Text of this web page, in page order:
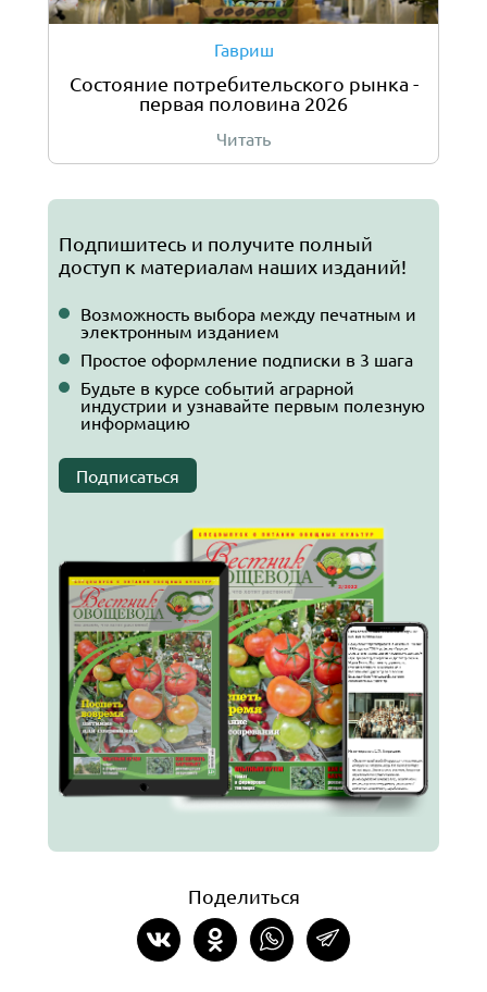
Гавриш
Состояние потребительского рынка -
первая половина 2026
Читать
Подпишитесь и получите полный
доступ к материалам наших изданий!
Возможность выбора между печатным и
электронным изданием
Простое оформление подписки в 3 шага
Будьте в курсе событий аграрной
индустрии и узнавайте первым полезную
информацию
Подписаться
Поделиться